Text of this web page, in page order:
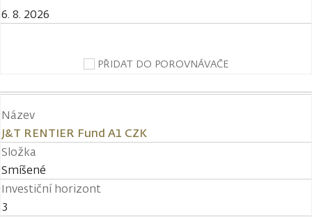
6. 8. 2026
PŘIDAT DO POROVNÁVAČE
Název
J&T RENTIER Fund A1 CZK
Složka
Smíšené
Investiční horizont
3